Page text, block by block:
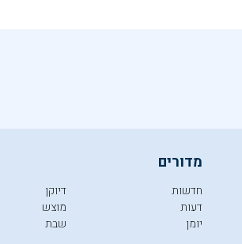
מדורים
חדשות
דעות
יומן
דיוקן
מוצש
שבת